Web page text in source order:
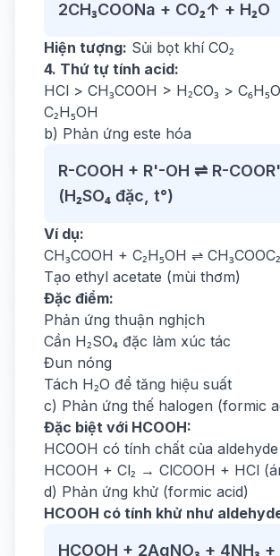
2CH₃COONa + CO₂↑ + H₂O
Hiện tượng: Sủi bọt khí CO₂
4. Thứ tự tính acid:
HCl > CH₃COOH > H₂CO₃ >
C₂H₅OH
b) Phản ứng este hóa
R-COOH + R'-OH ⇌ R-
(H₂SO₄ đặc, t°)
Ví dụ:
CH₃COOH + C₂H₅OH ⇌
Tạo ethyl acetate (mùi thơm)
Đặc điểm:
Phản ứng thuận nghịch
Cần H₂SO₄ đặc làm xúc tác
Đun nóng
Tách H₂O để tăng hiệu suất
c) Phản ứng thế halogen (formic
Đặc biệt với HCOOH:
HCOOH có tính chất của aldehyde
HCOOH + Cl₂ → ClCOOH + HCl
d) Phản ứng khử (formic acid)
HCOOH có tính khử như
HCOOH + 2AgNO₃ + 4NH₃